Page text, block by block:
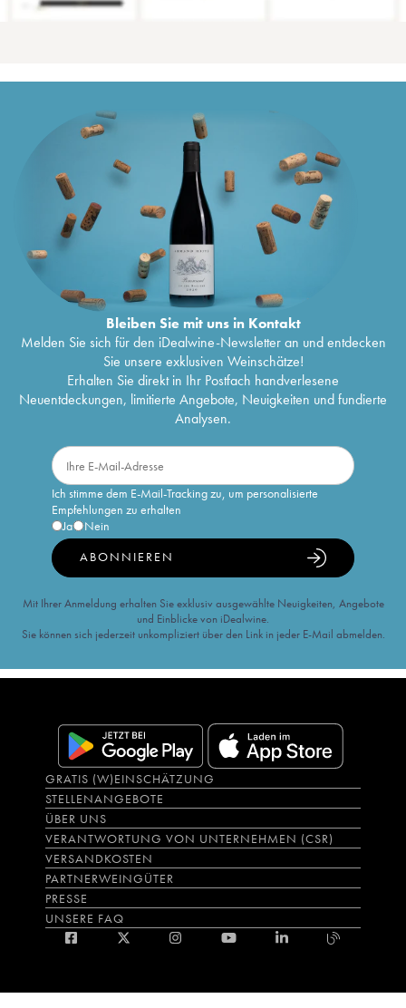
Bleiben Sie mit uns in Kontakt
Melden Sie sich für den iDealwine-Newsletter an und entdecken
Sie unsere exklusiven Weinschätze!
Erhalten Sie direkt in Ihr Postfach handverlesene
Neuentdeckungen, limitierte Angebote, Neuigkeiten und fundierte
Analysen.
Ich stimme dem E-Mail-Tracking zu, um personalisierte
Empfehlungen zu erhalten
Ja
Nein
ABONNIEREN
Mit Ihrer Anmeldung erhalten Sie exklusiv ausgewählte Neuigkeiten, Angebote
und Einblicke von iDealwine.
Sie können sich jederzeit unkompliziert über den Link in jeder E-Mail abmelden.
GRATIS (W)EINSCHÄTZUNG
STELLENANGEBOTE
ÜBER UNS
VERANTWORTUNG VON UNTERNEHMEN (CSR)
VERSANDKOSTEN
PARTNERWEINGÜTER
PRESSE
UNSERE FAQ